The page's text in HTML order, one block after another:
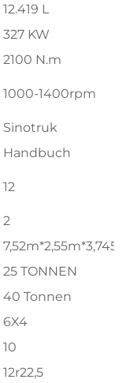
12.419 L
327 KW
2100 N.m
1000-1400rpm
Sinotruk
Handbuch
12
2
25 TONNEN
40 Tonnen
6X4
10
12r22,5